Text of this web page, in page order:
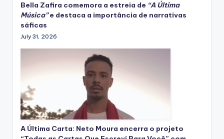
Bella Zafira comemora a estreia de “A Última
Música”e destaca a importância de narrativas
sáficas
July 31, 2026
A Última Carta: Neto Moura encerra o projeto